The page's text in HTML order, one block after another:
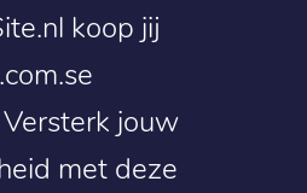
koop jij
jouw
met deze